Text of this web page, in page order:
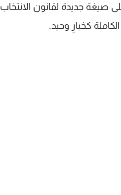
صيغة جديدة لقانون الانتخاب
كخيارٍ وحيد.